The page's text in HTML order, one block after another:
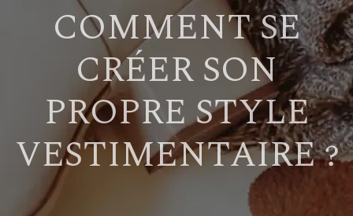
COMMENT SE
CRÉER SON
PROPRE STYLE
VESTIMENTAIRE ?